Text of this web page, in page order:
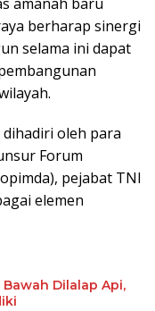
berharap sinergi
selama ini dapat
oleh para
Forum
pejabat TNI
elemen
Dilalap Api,